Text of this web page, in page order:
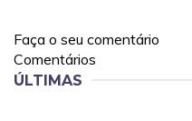
Faça o seu comentário
Comentários
ÚLTIMAS